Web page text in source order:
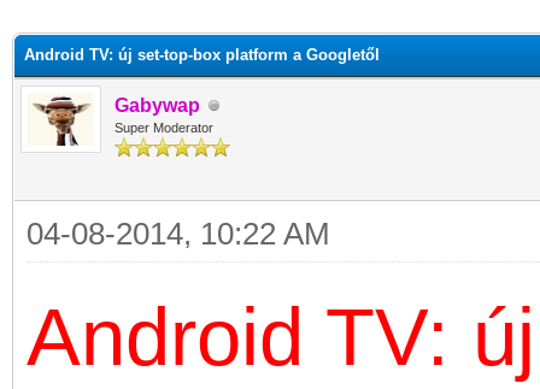
Android TV: új set-top-box platform a Googletől
Gabywap
Super Moderator
04-08-2014, 10:22 AM
Android TV: